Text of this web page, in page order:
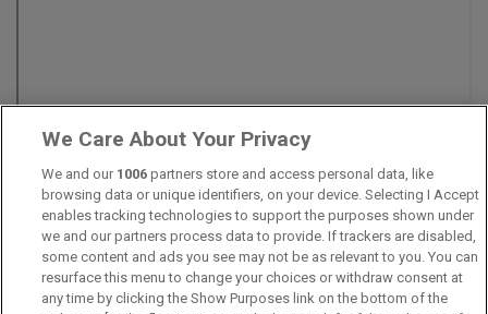
We Care About Your Privacy
We and our 1006 partners store and access personal data, like
browsing data or unique identifiers, on your device. Selecting I Accept
enables tracking technologies to support the purposes shown under
we and our partners process data to provide. If trackers are disabled,
some content and ads you see may not be as relevant to you. You can
resurface this menu to change your choices or withdraw consent at
any time by clicking the Show Purposes link on the bottom of the